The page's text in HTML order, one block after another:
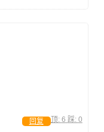
顶: 6 踩: 0
回复